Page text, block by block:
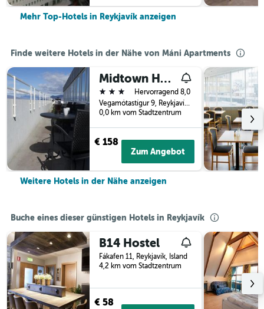
Mehr Top-Hotels in Reykjavík anzeigen
Finde weitere Hotels in der Nähe von Máni Apartments
Midtown Hotel
3 Sterne
Hervorragend 8,0
Vegamótastígur 9, Reykjavík, Island
0,0 km vom Stadtzentrum
€ 158
Zum Angebot
Weitere Hotels in der Nähe anzeigen
Buche eines dieser günstigen Hotels in Reykjavík
B14 Hostel
Fákafen 11, Reykjavík, Island
4,2 km vom Stadtzentrum
€ 58